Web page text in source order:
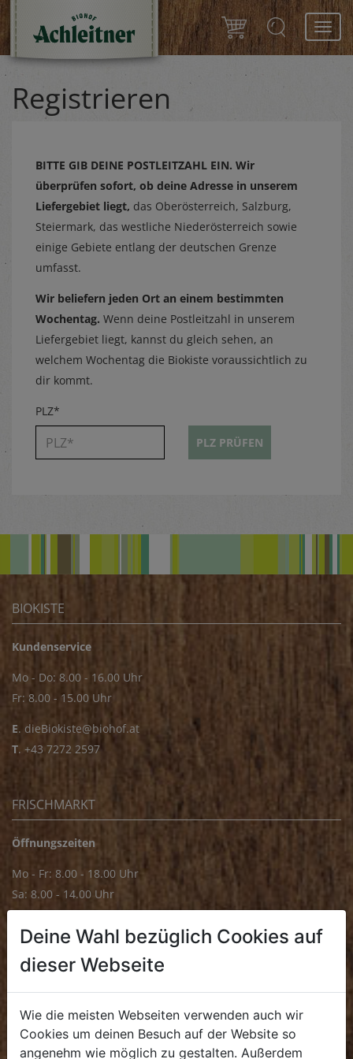
Registrieren
BITTE GIB DEINE POSTLEITZAHL EIN. Wir
überprüfen sofort, ob deine Adresse in unserem
Liefergebiet liegt, das Oberösterreich, Salzburg,
Steiermark, das westliche Niederösterreich sowie
einige Gebiete entlang der deutschen Grenze
umfasst.
Wir beliefern jeden Ort an einem bestimmten
Wochentag. Wenn deine Postleitzahl in unserem
Liefergebiet liegt, kannst du gleich sehen, an
welchem Wochentag die Biokiste voraussichtlich zu
dir kommt.
PLZ*
PLZ PRÜFEN
BIOKISTE
Kundenservice
Mo - Do: 8.00 - 16.00 Uhr
Fr: 8.00 - 15.00 Uhr
E. dieBiokiste@biohof.at
T. +43 7272 2597
FRISCHMARKT
Öffnungszeiten
Mo - Fr: 8.00 - 18.00 Uhr
Sa: 8.00 - 14.00 Uhr
Mo - Fr: 8.00 - 16.00 Uhr
. +43 7272 4859 70
Deine Wahl bezüglich Cookies auf
dieser Webseite
Wie die meisten Webseiten verwenden auch wir
Cookies um deinen Besuch auf der Website so
angenehm wie möglich zu gestalten. Außerdem